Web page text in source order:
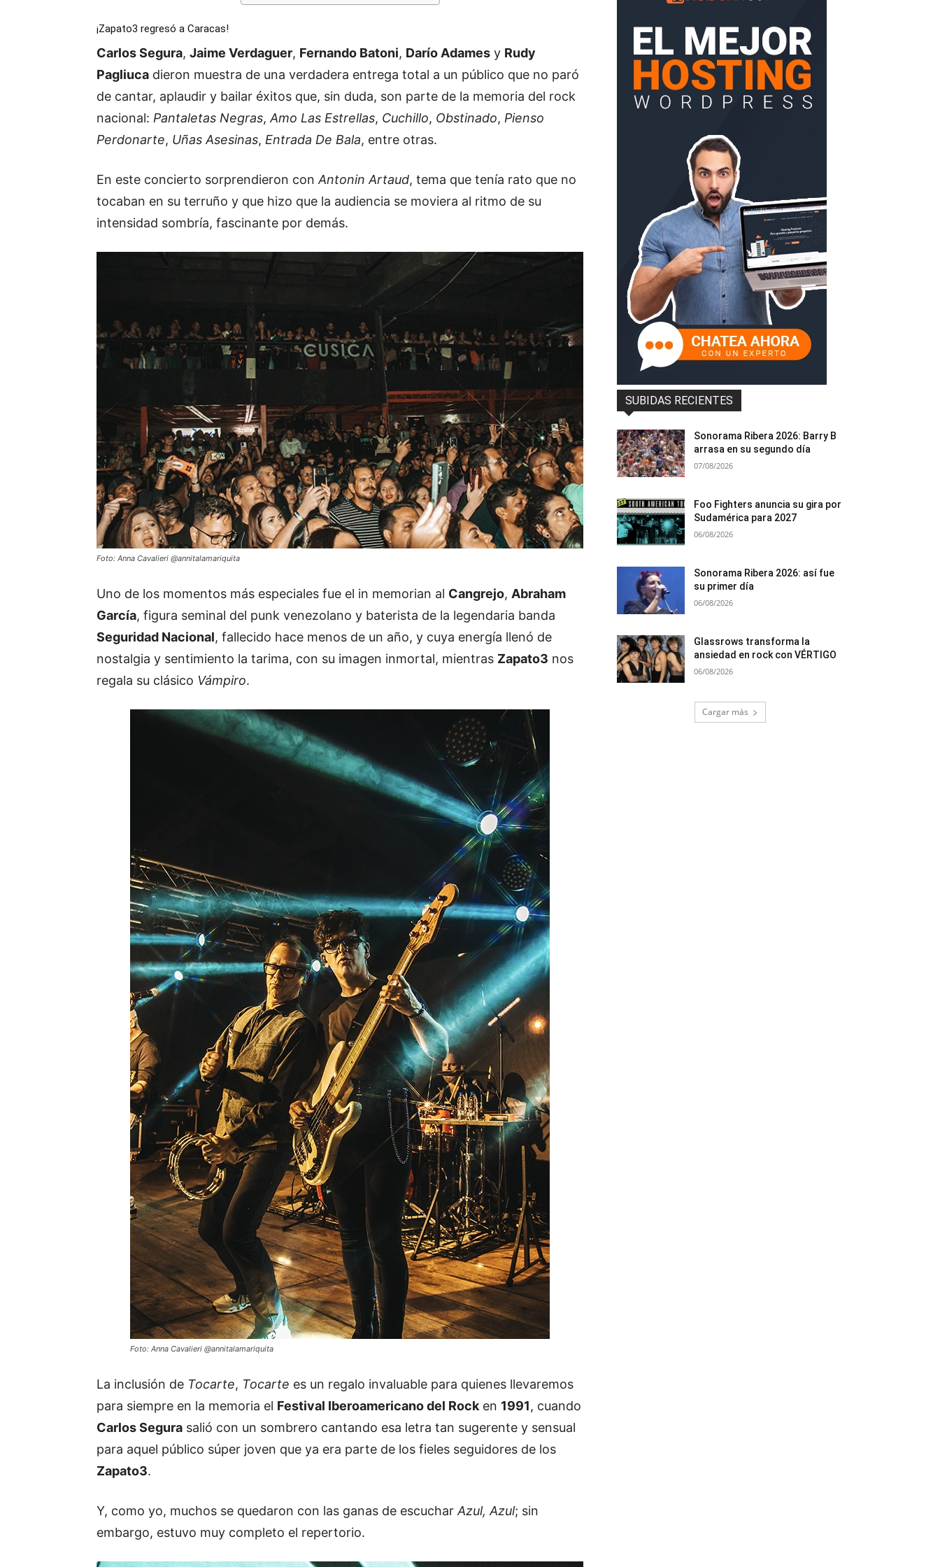
¡Zapato3 regresó a Caracas!
Carlos Segura, Jaime Verdaguer, Fernando Batoni, Darío Adames y Rudy
Pagliuca dieron muestra de una verdadera entrega total a un público que no paró
de cantar, aplaudir y bailar éxitos que, sin duda, son parte de la memoria del rock
nacional: Pantaletas Negras, Amo Las Estrellas, Cuchillo, Obstinado, Pienso
Perdonarte, Uñas Asesinas, Entrada De Bala, entre otras.
En este concierto sorprendieron con Antonin Artaud, tema que tenía rato que no
tocaban en su terruño y que hizo que la audiencia se moviera al ritmo de su
intensidad sombría, fascinante por demás.
Foto: Anna Cavalieri @annitalamariquita
Uno de los momentos más especiales fue el in memorian al Cangrejo, Abraham
García, figura seminal del punk venezolano y baterista de la legendaria banda
Seguridad Nacional, fallecido hace menos de un año, y cuya energía llenó de
nostalgia y sentimiento la tarima, con su imagen inmortal, mientras Zapato3 nos
regala su clásico Vámpiro.
Foto: Anna Cavalieri @annitalamariquita
La inclusión de Tocarte, Tocarte es un regalo invaluable para quienes llevaremos
para siempre en la memoria el Festival Iberoamericano del Rock en 1991, cuando
Carlos Segura salió con un sombrero cantando esa letra tan sugerente y sensual
para aquel público súper joven que ya era parte de los fieles seguidores de los
Zapato3.
Y, como yo, muchos se quedaron con las ganas de escuchar Azul, Azul; sin
embargo, estuvo muy completo el repertorio.
SUBIDAS RECIENTES
Sonorama Ribera 2026: Barry B
arrasa en su segundo día
07/08/2026
Foo Fighters anuncia su gira por
Sudamérica para 2027
06/08/2026
Sonorama Ribera 2026: así fue
su primer día
06/08/2026
Glassrows transforma la
ansiedad en rock con VÉRTIGO
06/08/2026
Cargar más